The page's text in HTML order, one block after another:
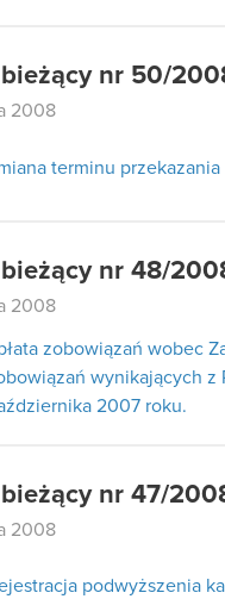
bieżący nr 50/
2008
terminu
bieżący nr 48/
2008
zobowiązań wobec
wynikających z
2007 roku.
bieżący nr 47/
2008
podwyższenia